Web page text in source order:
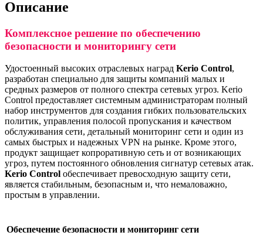
Описание
Комплексное решение по обеспечению
безопасности и мониторингу сети
Удостоенный высоких отраслевых наград Kerio Control,
разработан специально для защиты компаний малых и
средных размеров от полного спектра сетевых угроз. Kerio
Control предоставляет системным администраторам полный
набор инструментов для создания гибких пользовательских
политик, управления полосой пропускания и качеством
обслуживания сети, детальный мониторинг сети и один из
самых быстрых и надежных VPN на рынке. Кроме этого,
продукт защищает копроративную сеть и от возникающих
угроз, путем постоянного обновления сигнатур сетевых атак.
Kerio Control обеспечивает превосходную защиту сети,
является стабильным, безопасным и, что немаловажно,
простым в управлении.
Обеспечение безопасности и мониторинг сети